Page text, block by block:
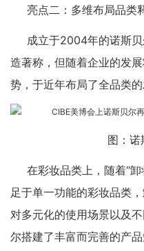
亮点二：多维布局品类
成立于2004年的诺斯
造著称，但随着企业的发
势，于近年布局了全品类的
图：诺
在彩妆品类上，随着“
足于单一功能的彩妆品类
对多元化的使用场景以及
尔搭建了丰富而完善的产